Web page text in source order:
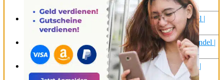
Metzgerei mit Zukunft – Katharina und ihr Wursthimmel |
doku | erlebnis hessen
Riesling in Gefahr – Eine Winzerin trotzt dem Klimawandel |
erlebnis hessen | Doku
Bezahlbares Wohnen – Erfolgsmodell Genossenschaft? |
erlebnis hessen | Doku